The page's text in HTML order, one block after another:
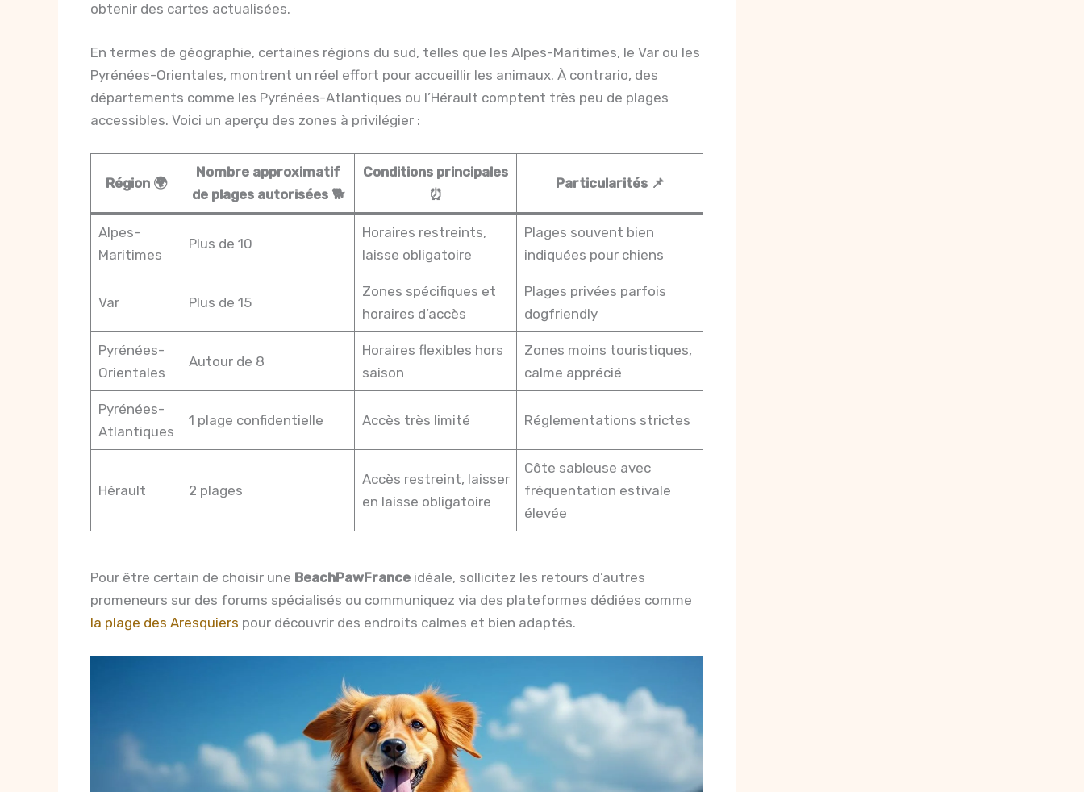
obtenir des cartes actualisées.
En termes de géographie, certaines régions du sud, telles que les Alpes-Maritimes, le Var ou les
Pyrénées-Orientales, montrent un réel effort pour accueillir les animaux. À contrario, des
départements comme les Pyrénées-Atlantiques ou l’Hérault comptent très peu de plages
accessibles. Voici un aperçu des zones à privilégier :
Région 🌍
Nombre approximatif
de plages autorisées 🐕
Conditions principales
⏰
Particularités 📌
Alpes-
Maritimes
Plus de 10
Horaires restreints,
laisse obligatoire
Plages souvent bien
indiquées pour chiens
Var Plus de 15
Zones spécifiques et
horaires d’accès
Plages privées parfois
dogfriendly
Pyrénées-
Orientales
Autour de 8
Horaires flexibles hors
saison
Zones moins touristiques,
calme apprécié
Pyrénées-
Atlantiques
1 plage confidentielle Accès très limité Réglementations strictes
Hérault 2 plages
Accès restreint, laisser
en laisse obligatoire
Côte sableuse avec
fréquentation estivale
élevée
Pour être certain de choisir une BeachPawFrance idéale, sollicitez les retours d’autres
promeneurs sur des forums spécialisés ou communiquez via des plateformes dédiées comme
la plage des Aresquiers pour découvrir des endroits calmes et bien adaptés.